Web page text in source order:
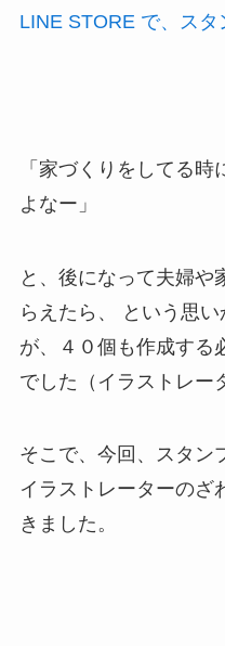
LINE STORE で、スタ
「家づくりをしてる
よなー」
と、後になって夫婦や
らえたら、 という思
が、４０個も作成する
でした（イラストレー
そこで、今回、スタン
イラストレーターのざ
きました。